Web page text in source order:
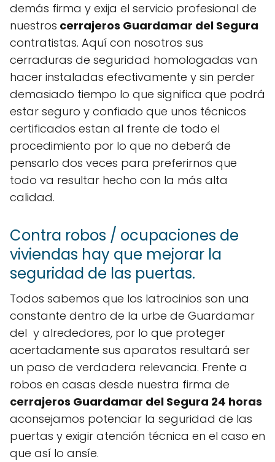
demás firma y exija el servicio profesional de
nuestros cerrajeros Guardamar del Segura
contratistas. Aquí con nosotros sus
cerraduras de seguridad homologadas van
hacer instaladas efectivamente y sin perder
demasiado tiempo lo que significa que podrá
estar seguro y confiado que unos técnicos
certificados estan al frente de todo el
procedimiento por lo que no deberá de
pensarlo dos veces para preferirnos que
todo va resultar hecho con la más alta
calidad.
Contra robos / ocupaciones de
viviendas hay que mejorar la
seguridad de las puertas.
Todos sabemos que los latrocinios son una
constante dentro de la urbe de Guardamar
del y alrededores, por lo que proteger
acertadamente sus aparatos resultará ser
un paso de verdadera relevancia. Frente a
robos en casas desde nuestra firma de
cerrajeros Guardamar del Segura 24 horas
aconsejamos potenciar la seguridad de las
puertas y exigir atención técnica en el caso en
que así lo ansíe.